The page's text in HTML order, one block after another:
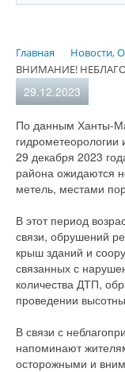
Главная
Новости,
ВНИМАНИЕ!
29.12.2023
По данным Ханты-
29 декабря 2023
района ожидаются
метель, местами
В этот период
связи, обрушений
крыш зданий и
связанных с
количества ДТП,
проведении
В связи с
напоминают
осторожными и